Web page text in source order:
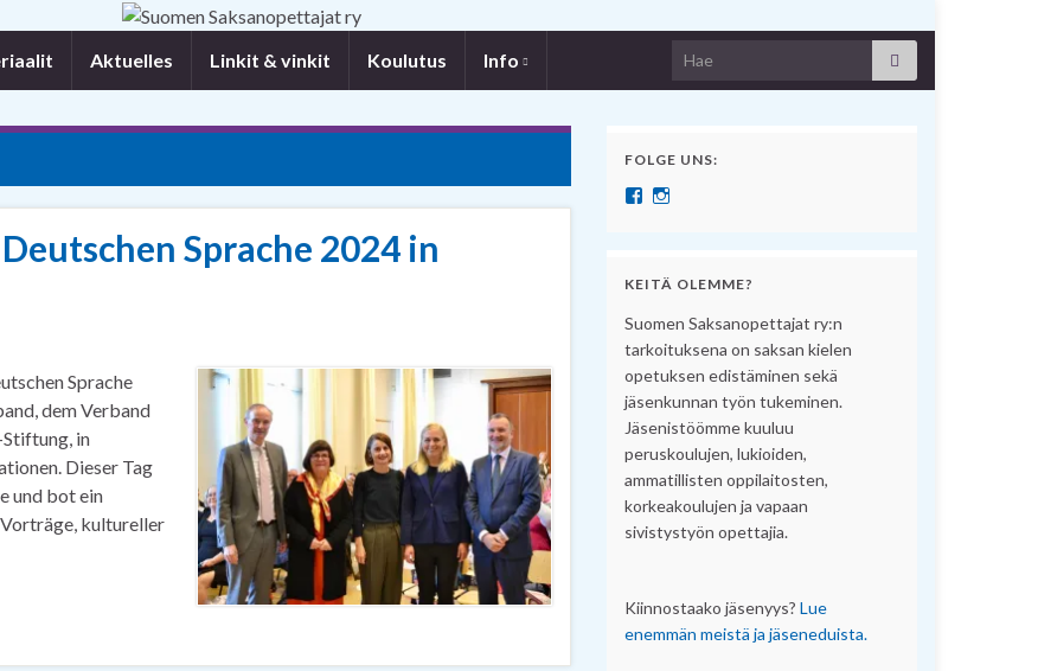
Aktuelles Linkit & vinkit Koulutus Info Search for:
Sprache 2024 in
Sprache
dem Verband
Stiftung, in
Dieser Tag
und bot ein
kultureller
FOLGE UNS:
Näytä SuomenSaksanopettajat:n profiili Facebook
Näytä suomensaksanopettajat:n profiili Instagram
KEITÄ OLEMME?
Suomen Saksanopettajat ry:n
tarkoituksena on saksan kielen
opetuksen edistäminen sekä
jäsenkunnan työn tukeminen.
Jäsenistöömme kuuluu
peruskoulujen, lukioiden,
ammatillisten oppilaitosten,
korkeakoulujen ja vapaan
sivistystyön opettajia.
Kiinnostaako jäsenyys? Lue
enemmän meistä ja jäseneduista.